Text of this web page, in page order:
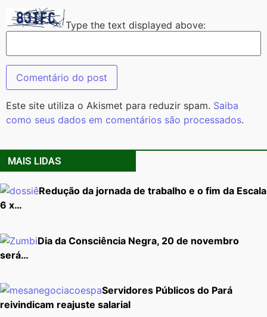
Type the text displayed above:
Este site utiliza o Akismet para reduzir spam. Saiba
como seus dados em comentários são processados.
MAIS LIDAS
Redução da jornada de trabalho e o fim da Escala
6 x…
Dia da Consciência Negra, 20 de novembro
será…
Servidores Públicos do Pará
reivindicam reajuste salarial